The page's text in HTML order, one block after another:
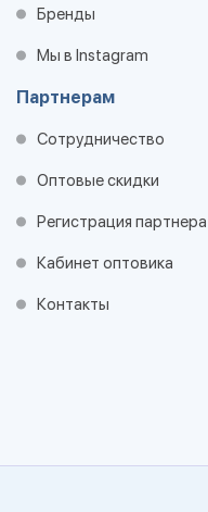
Бренды
Мы в Instagram
Партнерам
Сотрудничество
Оптовые скидки
Регистрация партнера
Кабинет оптовика
Контакты